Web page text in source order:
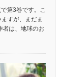
第3巻です。こ
すが、まだま
者は、地球のお